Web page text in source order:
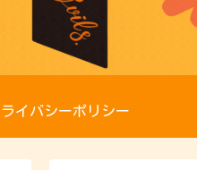
イバシーポリシー